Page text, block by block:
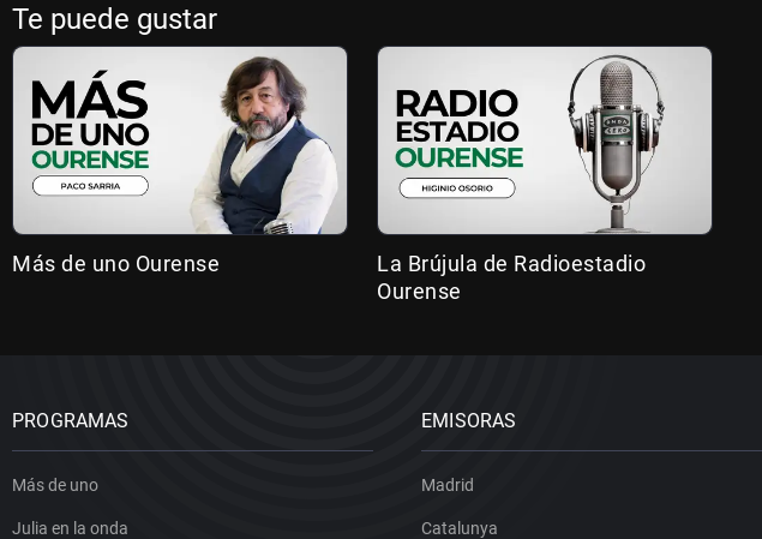
Te puede gustar
Más de uno Ourense
La Brújula de Radioestadio
Ourense
PROGRAMAS
Más de uno
Julia en la onda
EMISORAS
Madrid
Catalunya